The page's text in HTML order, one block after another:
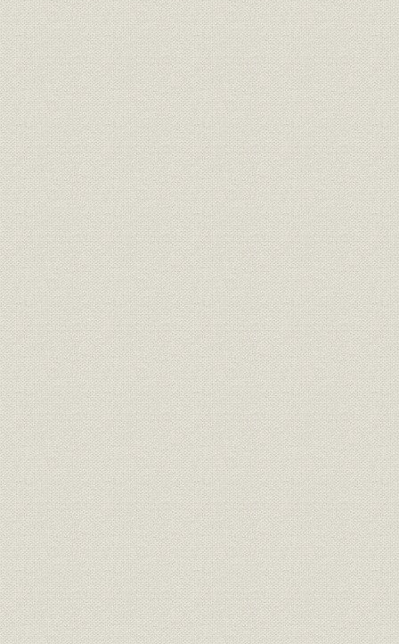
研究所の発展期(大正15・昭和元~昭和20/1926~45)
戦後の技術革新に対応した研究所の近代化(昭和20~45/
パワートロニクス・メカトロニクス・エレクトロニクス製品を
(昭和45~平成9/1970~97)
研究所の将来像
第2節 研究所の揺籃期(明治30~大正15・昭和元/1897~1926)
研究所設立
『明電舎ジャーナル』の創刊
初期の成果例
第3節 研究所の発展期(大正15・昭和元~昭和20/1926~1945)
水銀整流器
水晶振動子
遮断器
粘性アルミニウム電解蓄電器
その他
第4節 戦後の技術革新に対応した研究所の近代化(昭和20~45/
1 材料
材料分析